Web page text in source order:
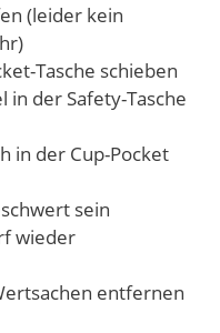
(leider kein
Tasche schieben
in der Safety-Tasche
in der Cup-Pocket
sein
wieder
entfernen